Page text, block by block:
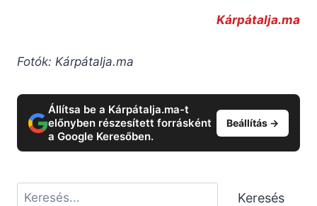
Kárpátalja.ma
Fotók: Kárpátalja.ma
Állítsa be a Kárpátalja.ma-t
előnyben részesített forrásként
a Google Keresőben.
Beállítás →
Keresés Keresés